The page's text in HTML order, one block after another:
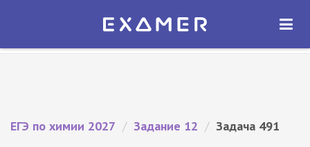
Экзамер — ЕГЭ 2027
ОТКРЫТЬ
ЕГЭ по химии 2027 / Задание 12 / Задача 491